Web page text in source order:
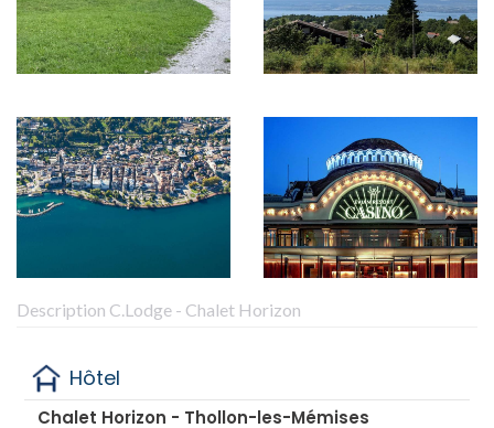
Description C.Lodge - Chalet Horizon
Hôtel
Chalet Horizon - Thollon-les-Mémises